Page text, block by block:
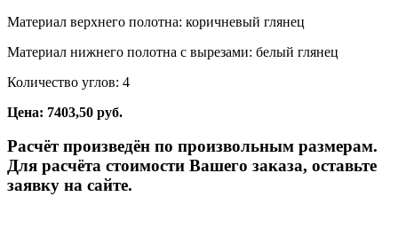
Материал верхнего полотна: коричневый глянец
Материал нижнего полотна с вырезами: белый глянец
Количество углов: 4
Цена: 7403,50 руб.
Расчёт произведён по произвольным размерам.
Для расчёта стоимости Вашего заказа, оставьте
заявку на сайте.